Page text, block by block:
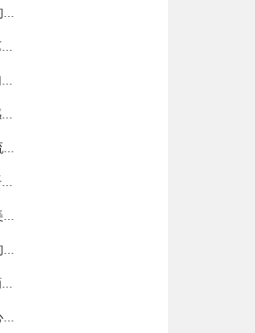
2025年经典暖心的情感语录大合集80句
【热门】爱情文艺句子摘录100句
简洁的爱情精美句子锦集38条
简短的非主流伤感语录锦集66条
2025年常用非主流伤感语录集锦54句
常用感人的情感语录集合58句
2025年实用的唯美伤感的语录合集70句
2025年通用情感的语录汇编76句
唯美的情感语录摘录70句
2025年简洁的伤心情感语录汇编80条